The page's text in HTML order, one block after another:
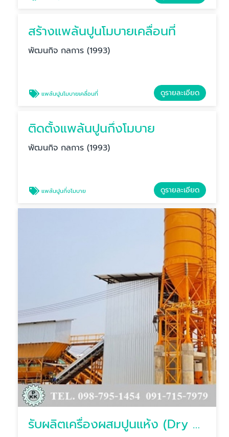
สร้างแพล้นปูนโมบายเคลื่อนที่
พัฒนกิจ กลการ (1993)
แพล้นปูนโมบายเคลื่อนที่ ดูรายละเอียด
ติดตั้งแพล้นปูนกึ่งโมบาย
พัฒนกิจ กลการ (1993)
แพล้นปูนกึ่งโมบาย ดูรายละเอียด
รับผลิตเครื่องผสมปูนแห้ง (Dry Mixer)